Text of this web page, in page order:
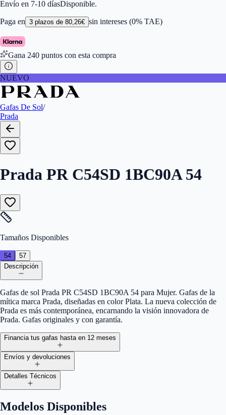
Color de Lentes:Gris
Forma:Cuadrada
Género:Mujer
Largo de la Varilla (mm)
Marca
Tipo de Cristales: Normales
Envío en 7-10 díasDisponible.
Paga en 3 plazos de 80,26€ sin intereses (0% TAE)
Gana 240 puntos con esta compra
NUEVO
Gafas De Sol/
Prada
Prada PR C54SD 1BC90A 54
Tamaños Disponibles
54
57
Descripción
Gafas de sol Prada PR C54SD 1BC90A 54 para Mujer. Gafas de la
mítica marca Prada, diseñadas en color Plata. La nueva colección de
Prada es más contemporánea, encarnando la visión innovadora de
Prada. Gafas originales y con garantía.
Financia tus gafas hasta en 12 meses
Envíos y devoluciones
Detalles Técnicos
Modelos Disponibles